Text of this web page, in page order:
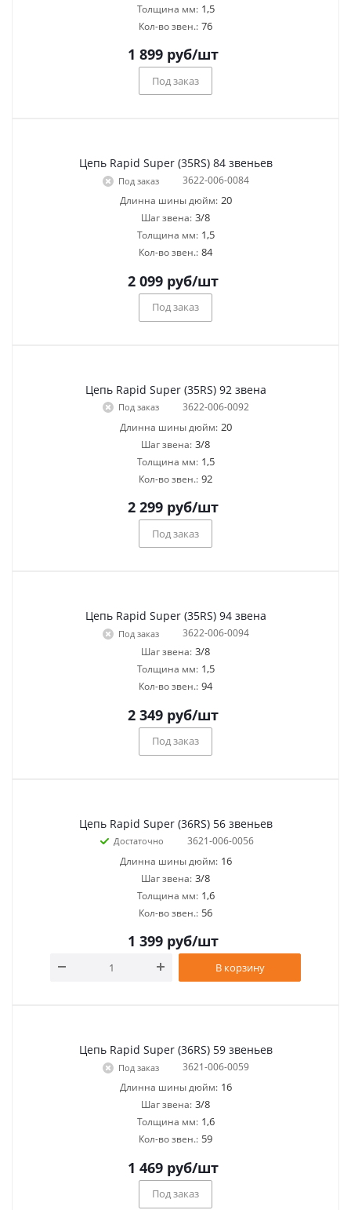
Толщина мм: 1,5
Кол-во звен.: 76
1 899руб/шт
Под заказ
Цепь Rapid Super (35RS) 84 звеньев
Под заказ
3622-006-0084
Длинна шины дюйм: 20
Шаг звена: 3/8
Толщина мм: 1,5
Кол-во звен.: 84
2 099руб/шт
Под заказ
Цепь Rapid Super (35RS) 92 звена
Под заказ
3622-006-0092
Длинна шины дюйм: 20
Шаг звена: 3/8
Толщина мм: 1,5
Кол-во звен.: 92
2 299руб/шт
Под заказ
Цепь Rapid Super (35RS) 94 звена
Под заказ
3622-006-0094
Шаг звена: 3/8
Толщина мм: 1,5
Кол-во звен.: 94
2 349руб/шт
Под заказ
Цепь Rapid Super (36RS) 56 звеньев
Достаточно
3621-006-0056
Длинна шины дюйм: 16
Шаг звена: 3/8
Толщина мм: 1,6
Кол-во звен.: 56
1 399руб/шт
В корзину
Цепь Rapid Super (36RS) 59 звеньев
Под заказ
3621-006-0059
Длинна шины дюйм: 16
Шаг звена: 3/8
Толщина мм: 1,6
Кол-во звен.: 59
1 469руб/шт
Под заказ